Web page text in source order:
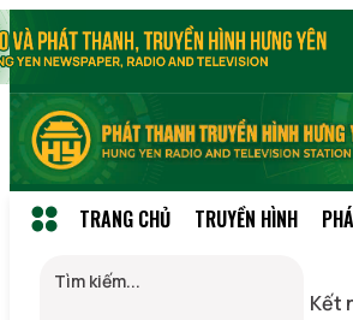
TRANG CHỦ TRUYỀN HÌNH
Kết